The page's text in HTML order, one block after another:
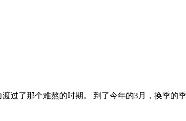
过了那个难熬的时期。 到了今年的3月，换季的